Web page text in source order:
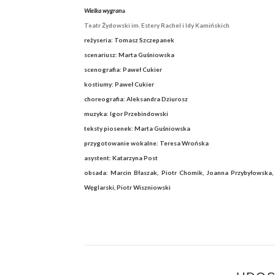
Wielka wygrana
Teatr Żydowski im. Estery Rachel i Idy Kamińskich
reżyseria: Tomasz Szczepanek
scenariusz: Marta Guśniowska
scenografia: Paweł Cukier
kostiumy: Paweł Cukier
choreografia: Aleksandra Dziurosz
muzyka: Igor Przebindowski
teksty piosenek: Marta Guśniowska
przygotowanie wokalne: Teresa Wrońska
asystent: Katarzyna Post
obsada: Marcin Błaszak, Piotr Chomik, Joanna
Węglarski, Piotr Wiszniowski